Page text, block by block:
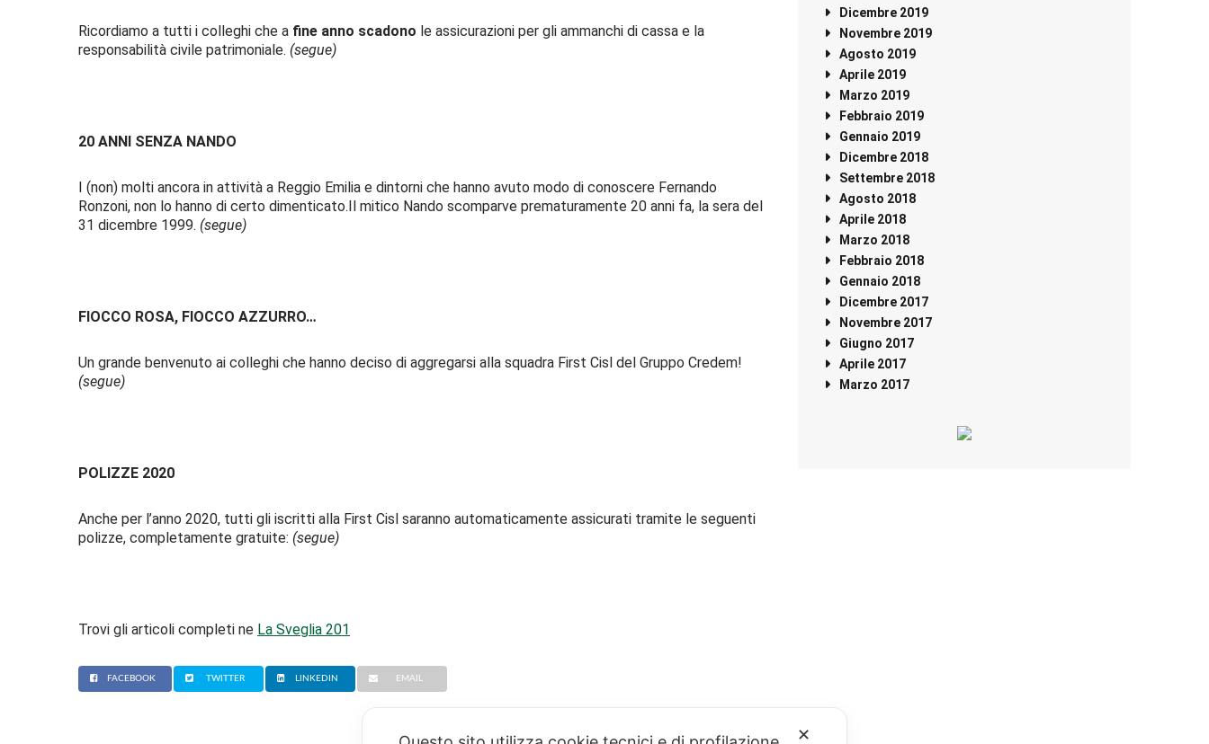
Ricordiamo a tutti i colleghi che a fine anno scadono le assicurazioni per gli ammanchi di cassa e la
responsabilità civile patrimoniale. (segue)
20 ANNI SENZA NANDO
I (non) molti ancora in attività a Reggio Emilia e dintorni che hanno avuto modo di conoscere Fernando
Ronzoni, non lo hanno di certo dimenticato.Il mitico Nando scomparve prematuramente 20 anni fa, la sera del
31 dicembre 1999. (segue)
FIOCCO ROSA, FIOCCO AZZURRO…
Un grande benvenuto ai colleghi che hanno deciso di aggregarsi alla squadra First Cisl del Gruppo Credem!
(segue)
POLIZZE 2020
Anche per l’anno 2020, tutti gli iscritti alla First Cisl saranno automaticamente assicurati tramite le seguenti
polizze, completamente gratuite: (segue)
Trovi gli articoli completi ne La Sveglia 201
FACEBOOK TWITTER LINKEDIN EMAIL
Dicembre 2019
Novembre 2019
Agosto 2019
Aprile 2019
Marzo 2019
Febbraio 2019
Gennaio 2019
Dicembre 2018
Settembre 2018
Agosto 2018
Aprile 2018
Marzo 2018
Febbraio 2018
Gennaio 2018
Dicembre 2017
Novembre 2017
Giugno 2017
Aprile 2017
Marzo 2017
✕